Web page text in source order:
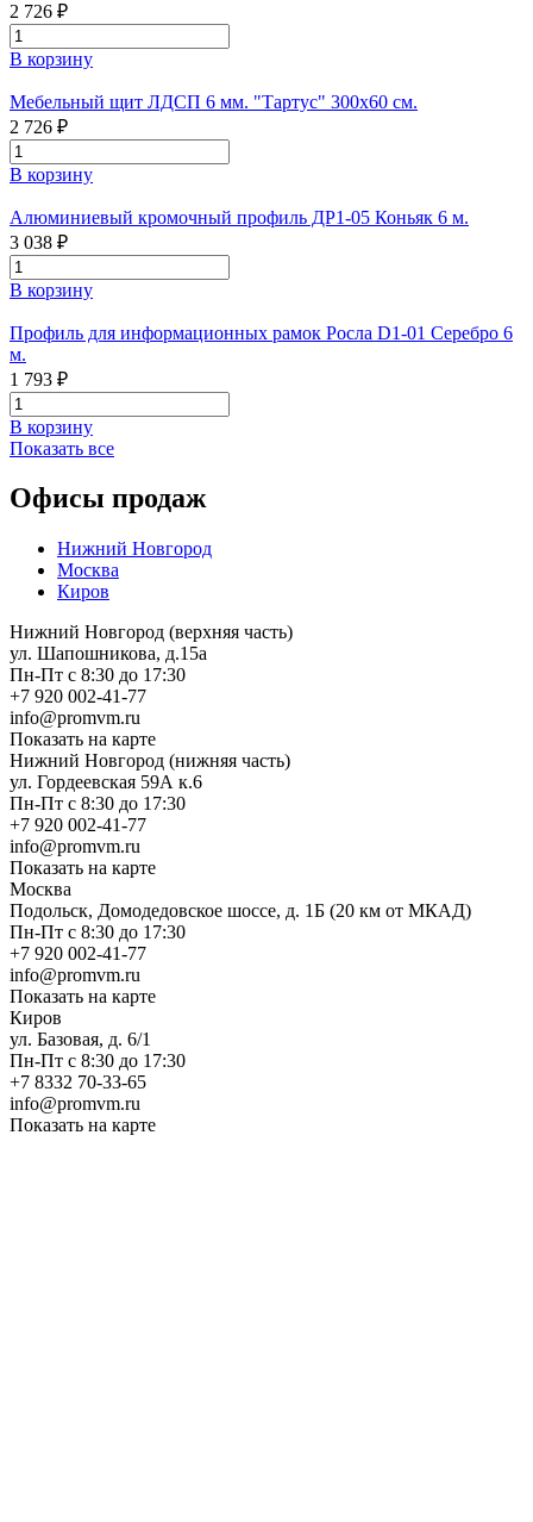
2 726 ₽
В корзину
Мебельный щит ЛДСП 6 мм. "Тартус" 300х60 см.
2 726 ₽
В корзину
Алюминиевый кромочный профиль ДР1-05 Коньяк 6 м.
3 038 ₽
В корзину
Профиль для информационных рамок Росла D1-01 Серебро 6
м.
1 793 ₽
В корзину
Показать все
Офисы продаж
Нижний Новгород
Москва
Киров
Нижний Новгород (верхняя часть)
ул. Шапошникова, д.15а
Пн-Пт с 8:30 до 17:30
+7 920 002-41-77
info@promvm.ru
Показать на карте
Нижний Новгород (нижняя часть)
ул. Гордеевская 59А к.6
Пн-Пт с 8:30 до 17:30
+7 920 002-41-77
info@promvm.ru
Показать на карте
Москва
Подольск, Домодедовское шоссе, д. 1Б (20 км от МКАД)
Пн-Пт с 8:30 до 17:30
+7 920 002-41-77
info@promvm.ru
Показать на карте
Киров
ул. Базовая, д. 6/1
Пн-Пт с 8:30 до 17:30
+7 8332 70-33-65
info@promvm.ru
Показать на карте